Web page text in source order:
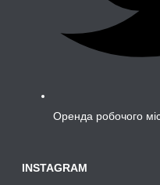
Оренда робочого
INSTAGRAM